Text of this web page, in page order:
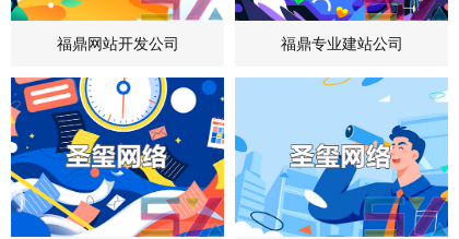
福鼎网站开发公司 福鼎专业建站公司